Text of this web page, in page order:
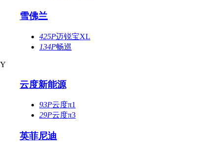
雪佛兰
425P迈锐宝XL
134P畅巡
Y
云度新能源
93P云度π1
29P云度π3
英菲尼迪